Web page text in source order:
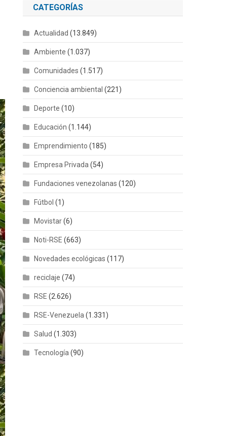
CATEGORÍAS
Actualidad (13.849)
Ambiente (1.037)
Comunidades (1.517)
Conciencia ambiental (221)
Deporte (10)
Educación (1.144)
Emprendimiento (185)
Empresa Privada (54)
Fundaciones venezolanas (120)
Fútbol (1)
Movistar(6)
Noti-RSE (663)
Novedades ecológicas (117)
reciclaje (74)
RSE (2.626)
RSE-Venezuela (1.331)
Salud (1.303)
Tecnología (90)